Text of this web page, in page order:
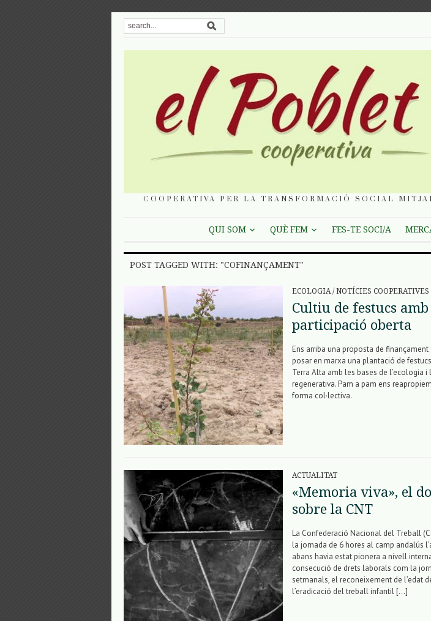
COOPERATIVA PER LA TRANSFORMACIÓ SOCIAL
QUI SOM QUÈ FEM FES-TE SOCI/A
POST TAGGED WITH: "COFINANÇAMENT"
ECOLOGIA/ NOTÍCIES COOPERATIVES
Cultiu de festucs amb
participació oberta
Ens arriba una proposta de
posar en marxa una plantació de
Terra Alta amb les bases de l’ecologia i
regenerativa. Pam a pam ens
forma col·lectiva.
ACTUALITAT
«Memoria viva», el
sobre la CNT
La Confederació Nacional del Treball
la jornada de 6 hores al camp andalús
abans havia estat pionera a nivell
consecució de drets laborals com la
setmanals, el reconeixement de l’edat
l’eradicació del treball infantil […]